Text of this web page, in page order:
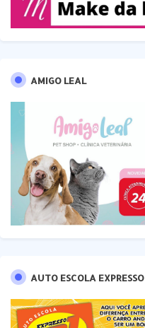
AMIGO LEAL
AUTO ESCOLA EXPRESSO